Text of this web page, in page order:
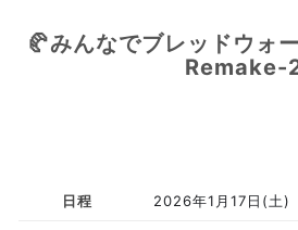
🥐みんなでブレッドウォ
Remake-
日程 2026年1月17日(土)